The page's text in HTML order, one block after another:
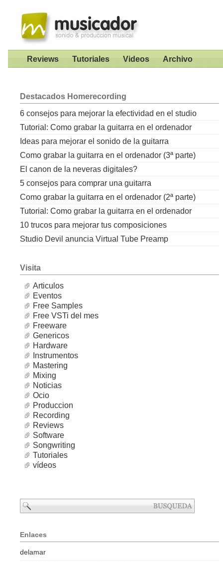
Reviews Tutoriales Videos Archivo
Destacados Homerecording
6 consejos para mejorar la efectividad en el studio
Tutorial: Como grabar la guitarra en el ordenador
Ideas para mejorar el sonido de la guitarra
Como grabar la guitarra en el ordenador (3ª parte)
El canon de la neveras digitales?
5 consejos para comprar una guitarra
Como grabar la guitarra en el ordenador (2ª parte)
Tutorial: Como grabar la guitarra en el ordenador
10 trucos para mejorar tus composiciones
Studio Devil anuncia Virtual Tube Preamp
Visita
Articulos
Eventos
Free Samples
Free VSTi del mes
Freeware
Genericos
Hardware
Instrumentos
Mastering
Mixing
Noticias
Ocio
Produccion
Recording
Reviews
Software
Songwriting
Tutoriales
vídeos
Enlaces
delamar